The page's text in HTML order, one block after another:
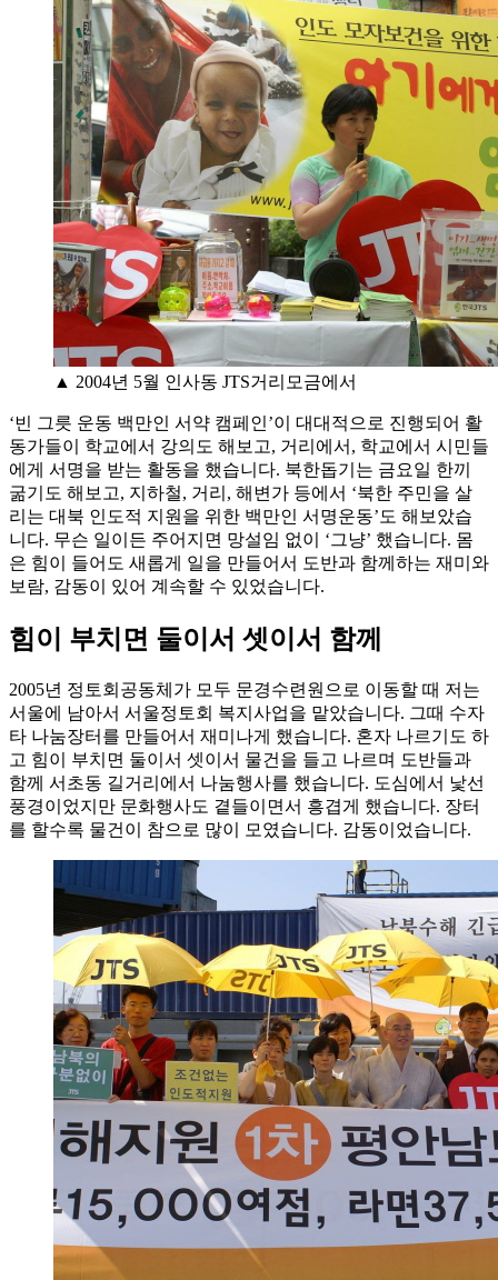
▲ 2004년 5월 인사동 JTS거리모금에서
‘빈 그릇 운동 백만인 서약 캠페인’이 대대적으로 진행되어 활
동가들이 학교에서 강의도 해보고, 거리에서, 학교에서 시민들
에게 서명을 받는 활동을 했습니다. 북한돕기는 금요일 한끼
굶기도 해보고, 지하철, 거리, 해변가 등에서 ‘북한 주민을 살
리는 대북 인도적 지원을 위한 백만인 서명운동’도 해보았습
니다. 무슨 일이든 주어지면 망설임 없이 ‘그냥’ 했습니다. 몸
은 힘이 들어도 새롭게 일을 만들어서 도반과 함께하는 재미와
보람, 감동이 있어 계속할 수 있었습니다.
힘이 부치면 둘이서 셋이서 함께
2005년 정토회공동체가 모두 문경수련원으로 이동할 때 저는
서울에 남아서 서울정토회 복지사업을 맡았습니다. 그때 수자
타 나눔장터를 만들어서 재미나게 했습니다. 혼자 나르기도 하
고 힘이 부치면 둘이서 셋이서 물건을 들고 나르며 도반들과
함께 서초동 길거리에서 나눔행사를 했습니다. 도심에서 낯선
풍경이었지만 문화행사도 곁들이면서 흥겹게 했습니다. 장터
를 할수록 물건이 참으로 많이 모였습니다. 감동이었습니다.